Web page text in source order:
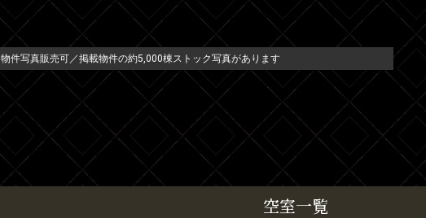
物件写真販売可／掲載物件の約5,000棟ストック写真があります
空室一覧